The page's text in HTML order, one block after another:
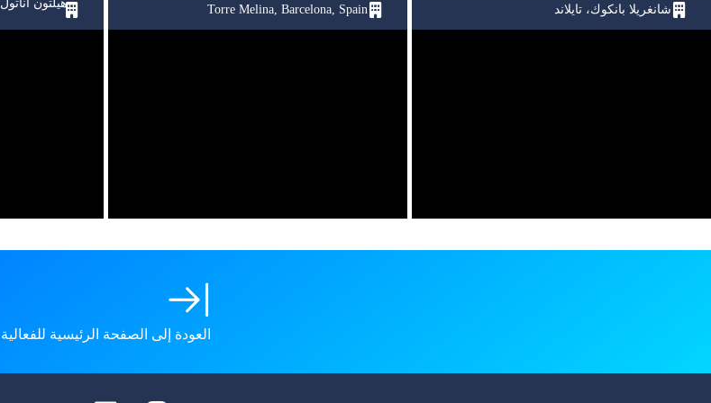
شانغريلا بانكوك، تايلاند Torre Melina, Barcelona, Spain
هيلتون
العودة إلى الصفحة الرئيسية للفعالية